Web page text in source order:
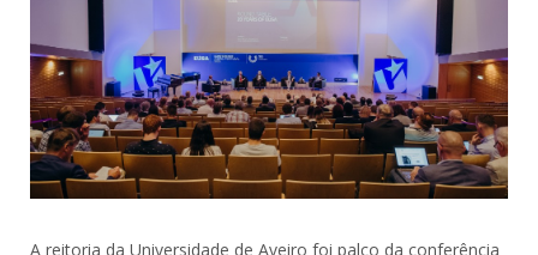
A reitoria da Universidade de Aveiro foi palco da conferência